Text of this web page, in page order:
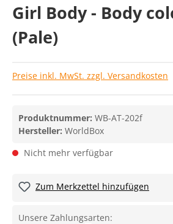
Girl Body - Body
(Pale)
Preise inkl. MwSt. zzgl. Versandkosten
Produktnummer: WB-AT-202f
Hersteller: WorldBox
Nicht mehr verfügbar
Zum Merkzettel hinzufügen
Unsere Zahlungsarten: